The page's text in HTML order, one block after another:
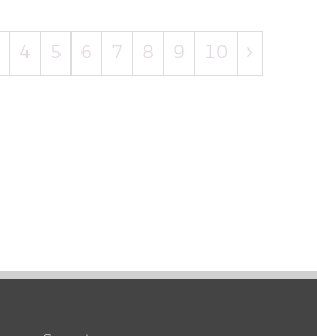
4 5 6 7 8 9 10